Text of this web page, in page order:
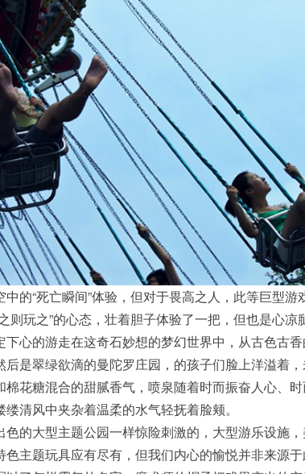
的“死亡瞬间”体验，但对于畏高之人，此等巨型游
则玩之”的心态，壮着胆子体验了一把，但也是心
下心的游走在这奇石妙想的梦幻世界中，从古色古
后是翠绿欲滴的曼陀罗庄园，的孩子们脸上洋溢着
棉花糖混合的甜腻香气，喷泉随着时而振奋人心、
清风中夹杂着温柔的水气轻抚着脸颊。
色的大型主题公园一样惊险刺激的，大型游乐设施
色主题玩具应有尽有，但我们内心的愉悦并非来源